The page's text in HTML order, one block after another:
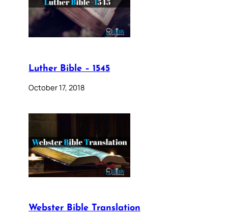
Luther Bible – 1545
October 17, 2018
Webster Bible Translation